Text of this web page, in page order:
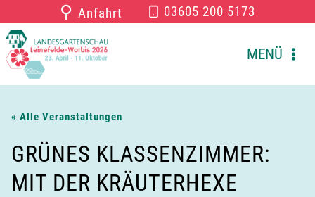
Inhalt
springen
⚲ Anfahrt 03605 200 5173
MENÜ
« Alle Veranstaltungen
GRÜNES KLASSENZIMMER:
MIT DER KRÄUTERHEXE